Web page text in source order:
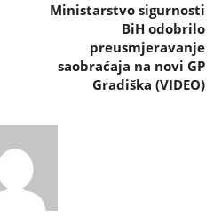
Ministarstvo sigurnosti
BiH odobrilo
preusmjeravanje
saobraćaja na novi GP
Gradiška (VIDEO)